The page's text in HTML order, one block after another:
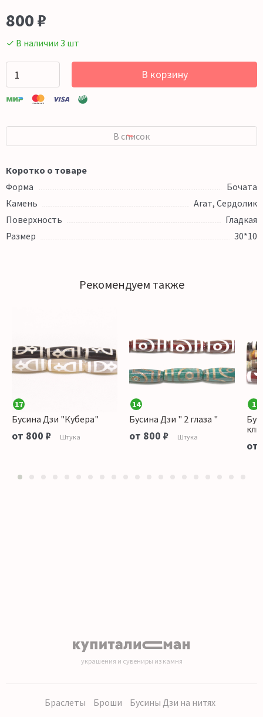
800₽
✓ В наличии 3 шт
В корзину
В список
Коротко о товаре
Форма
Бочата
Камень
Агат, Сердолик
Поверхность
Гладкая
Размер
30*10
Рекомендуем также
17
Бусина Дзи "Кубера"
от 800 ₽ Штука
14
Бусина Дзи " 2 глаза "
от 800 ₽ Штука
1
от
украшения и сувениры из камня
Браслеты Броши
Бусины Дзи на нитях